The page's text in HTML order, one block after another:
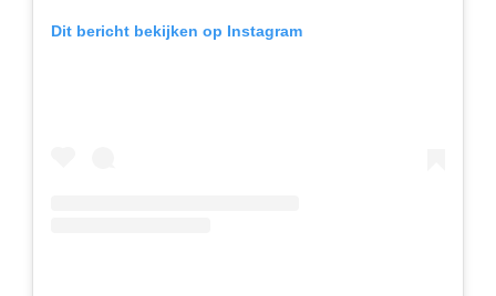
Dit bericht bekijken op Instagram